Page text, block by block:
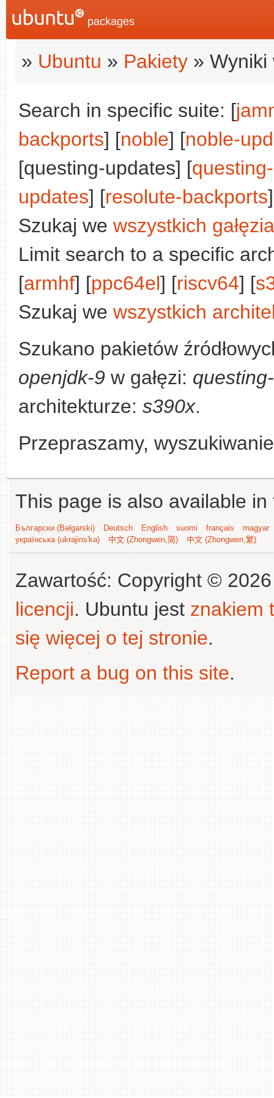
packages
» Ubuntu » Pakiety » Wyniki
Search in specific suite: [
backports] [noble] [noble-
[questing-updates] [
updates] [resolute-backports
Szukaj we wszystkich
Limit search to a specific
[armhf] [ppc64el] [riscv64] [
Szukaj we wszystkich
Szukano pakietów
openjdk-9 w gałęzi:
architekturze: s390x.
Przepraszamy,
This page is also available
Български (Bəlgarski) Deutsch English suomi français
magyar
українська (ukrajins'ka)
中文 (Zhongwen,简) 中文 (Zhongwen,繁)
Zawartość: Copyright ©
licencji. Ubuntu jest znakiem
się więcej o tej stronie.
Report a bug on this site.